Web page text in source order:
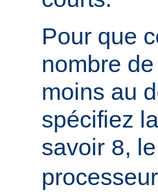
Pour que
nombre
moins au
spécifiez
savoir 8,